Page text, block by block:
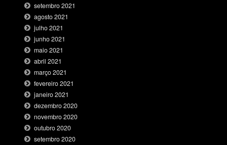
setembro 2021
agosto 2021
julho 2021
junho 2021
maio 2021
abril 2021
março 2021
fevereiro 2021
janeiro 2021
dezembro 2020
novembro 2020
outubro 2020
setembro 2020